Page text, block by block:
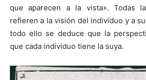
que aparecen a la vista». Todas
refieren a la visión del individuo y a
todo ello se deduce que la
que cada individuo tiene la suya.